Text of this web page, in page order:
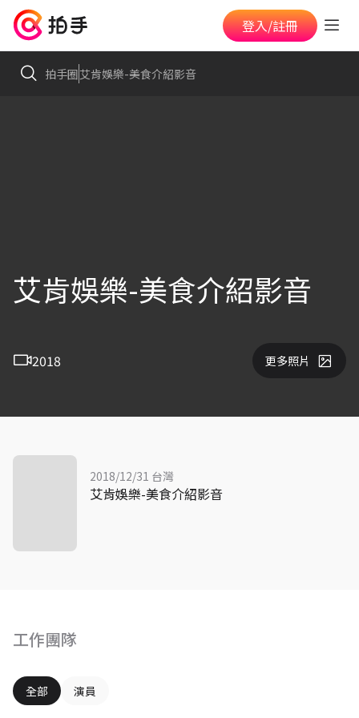
登入/註冊
拍手圈艾肯娛樂-美食介紹影音
艾肯娛樂-美食介紹影音
2018 更多照片
工作團隊
全部 演員
2018/12/31 台灣
艾肯娛樂-美食介紹影音